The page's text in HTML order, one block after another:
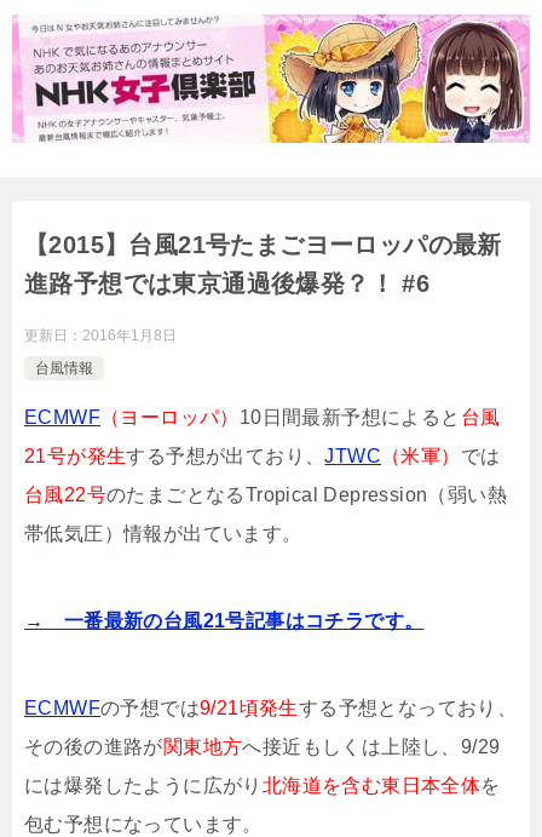
【2015】台風21号たまごヨーロッパの最新
進路予想では東京通過後爆発？！ #6
更新日： 2016年1月8日
台風情報
ECMWF （ヨーロッパ） 10日間最新予想によると 台風
21号が発生する予想が出ており、JTWC （米軍） では
台風22号のたまごとなるTropical Depression（弱い熱
帯低気圧）情報が出ています。
→ 一番最新の台風21号記事はコチラです。
ECMWFの予想では9/21頃発生する予想となっており、
その後の進路が関東地方へ接近もしくは上陸し、9/29
には爆発したように広がり 北海道を含む東日本全体を
包む予想になっています。